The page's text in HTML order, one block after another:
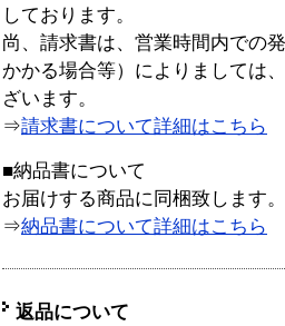
しております。
尚、請求書は、営業時間内での
かかる場合等）によりましては
ざいます。
⇒請求書について詳細はこちら
■納品書について
お届けする商品に同梱致します。
⇒納品書について詳細はこちら
返品について